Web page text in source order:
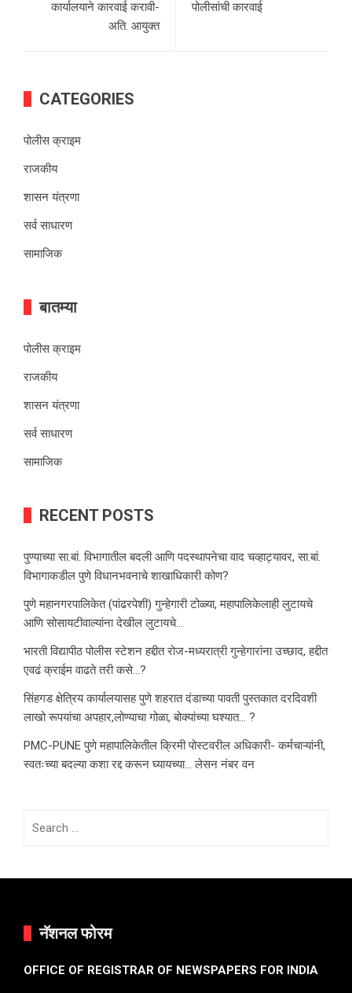
कार्यालयाने कारवाई करावी-
अति. आयुक्त
पोलीसांची कारवाई
CATEGORIES
पोलीस क्राइम
राजकीय
शासन यंत्रणा
सर्व साधारण
सामाजिक
बातम्या
पोलीस क्राइम
राजकीय
शासन यंत्रणा
सर्व साधारण
सामाजिक
RECENT POSTS
पुण्याच्या सा.बां. विभागातील बदली आणि पदस्थापनेचा वाद चव्हाट्यावर, सा.बां.
विभागाकडील पुणे विधानभवनाचे शाखाधिकारी कोण?
पुणे महानगरपालिकेत (पांढरपेशी) गुन्हेगारी टोळ्या, महापालिकेलाही लुटायचे
आणि सोसायटीवाल्यांना देखील लुटायचे…
भारती विद्यापीठ पोलीस स्टेशन हद्दीत रोज-मध्यरात्री गुन्हेगारांना उच्छाद, हद्दीत
एवढं क्राईम वाढते तरी कसे…?
सिंहगड क्षेत्रिय कार्यालयासह पुणे शहरात दंडाच्या पावती पुस्तकात दरदिवशी
लाखो रूपयांचा अपहार,लोण्याचा गोळा, बोक्यांच्या घश्यात… ?
PMC-PUNE पुणे महापालिकेतील क्रिमी पोस्टवरील अधिकारी- कर्मचाऱ्यांनी,
स्वतःच्या बदल्या कशा रद्द करून घ्यायच्या… लेसन नंबर वन
नॅशनल फोरम
OFFICE OF REGISTRAR OF NEWSPAPERS FOR INDIA